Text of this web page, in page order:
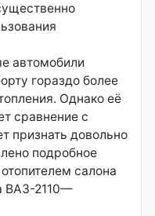
автомобили
гораздо более
Однако её
сравнение с
признать довольно
подробное
салона
ВАЗ-2110—